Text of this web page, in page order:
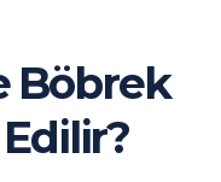
Böbrek
Edilir?